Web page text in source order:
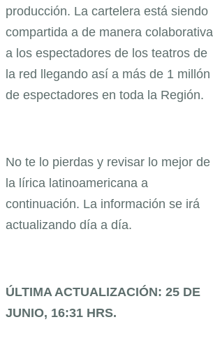
producción. La cartelera está siendo
compartida a de manera colaborativa
a los espectadores de los teatros de
la red llegando así a más de 1 millón
de espectadores en toda la Región.
No te lo pierdas y revisar lo mejor de
la lírica latinoamericana a
continuación. La información se irá
actualizando día a día.
ÚLTIMA ACTUALIZACIÓN: 25 DE
JUNIO, 16:31 HRS.